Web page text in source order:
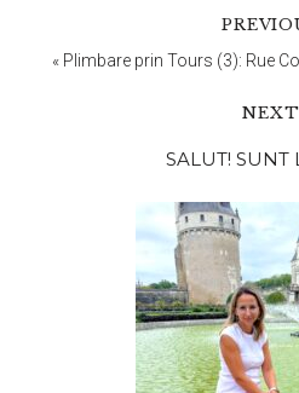
« Plimbare prin Tours (3): Rue
NEXT
principală
SALUT! SUNT